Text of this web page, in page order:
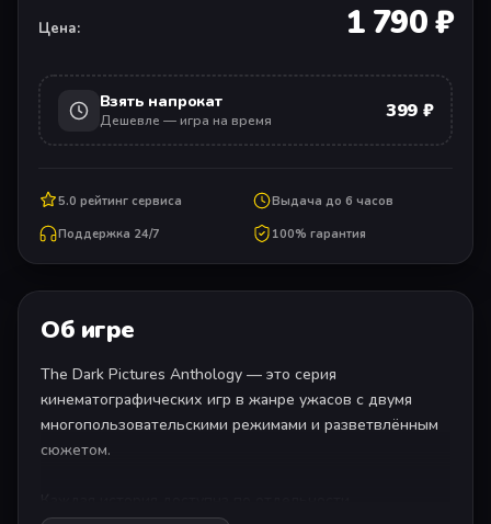
Цена: 1 790 ₽
Взять напрокат
Дешевле — игра на время 399 ₽
5.0 рейтинг сервиса
Выдача до 6 часов
Поддержка 24/7
100% гарантия
Об игре
The Dark Pictures Anthology — это серия
кинематографических игр в жанре ужасов с двумя
многопользовательскими режимами и разветвлённым
сюжетом.